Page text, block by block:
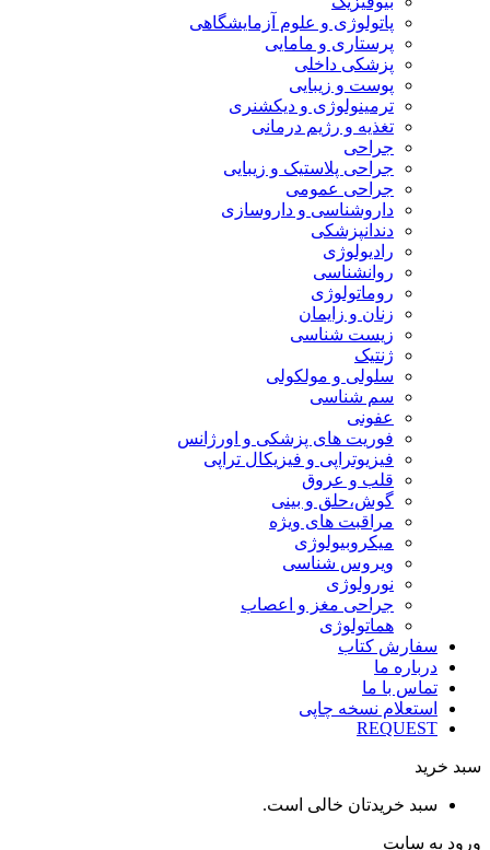
پاتولوژی و علوم آزمایشگاهی
پرستاری و مامایی
پزشکی داخلی
پوست و زیبایی
ترمینولوژی و دیکشنری
تغذیه و رژیم درمانی
جراحی
جراحی پلاستیک و زیبایی
جراحی عمومی
داروشناسی و داروسازی
دندانپزشکی
رادیولوژی
روانشناسی
روماتولوژی
زنان و زایمان
زیست شناسی
ژنتیک
سلولی و مولکولی
سم شناسی
عفونی
فوریت های پزشکی و اورژانس
فیزیوتراپی و فیزیکال تراپی
قلب و عروق
گوش،حلق و بینی
مراقبت های ویژه
میکروبیولوژی
ویروس شناسی
نورولوژی
جراحی مغز و اعصاب
هماتولوژی
سفارش کتاب
درباره ما
تماس با ما
استعلام نسخه چاپی
REQUEST
سبد خرید
سبد خریدتان خالی است.
ورود به سایت